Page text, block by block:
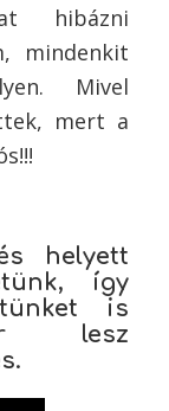
hibázni
mindenkit
Mivel
mert a
helyett
így
is
lesz